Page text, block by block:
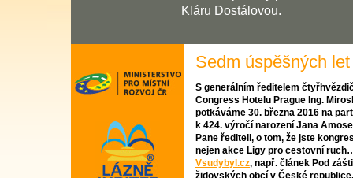
Kláru Dostálovou.
Sedm úspěšných let
S generálním ředitelem
Congress Hotelu Prague Ing.
potkáváme 30. března 2016 na
k 424. výročí narození Jana
Pane řediteli, o tom, že jste
nejen akce Ligy pro cestovní
Vsudybyl.cz, např. článek Pod
židovských obcí v České